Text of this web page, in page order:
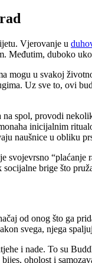
Vjerovanje u
Međutim, duboko
mogu u svakoj
Uz sve to, ovi
spol, provodi
inicijalnim
naušnice u obliku
svojevrsno
brige što
od onog što ga
svega, njega
i nade. To su
oholost i